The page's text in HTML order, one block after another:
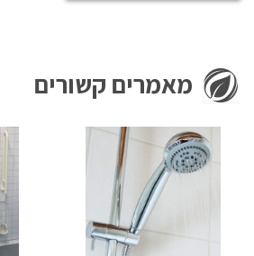
מאמרים קשורים